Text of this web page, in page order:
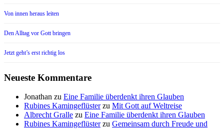
Von innen heraus leiten
Den Alltag vor Gott bringen
Jetzt geht’s erst richtig los
Neueste Kommentare
Jonathan zu Eine Familie überdenkt ihren Glauben
Rubines Kamingeflüsterzu Mit Gott auf Weltreise
Albrecht Gralle zu Eine Familie überdenkt ihren Glauben
Rubines Kamingeflüsterzu Gemeinsam durch Freude und